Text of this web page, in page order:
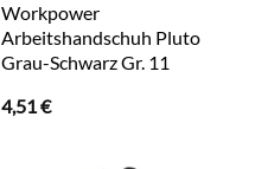
Workpower
Arbeitshandschuh Pluto
Grau-Schwarz Gr. 11
4,51€